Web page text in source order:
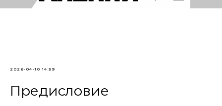
2026-04-10 14:59
Предисловие